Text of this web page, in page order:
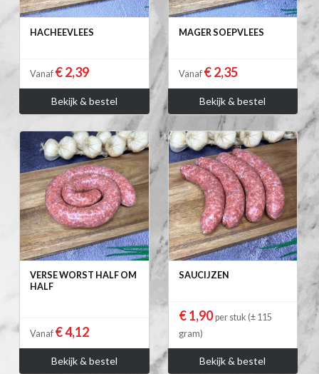
HACHEEVLEES
Vanaf € 2,39
Bekijk & bestel
MAGER SOEPVLEES
Vanaf € 2,35
Bekijk & bestel
VERSE WORST HALF OM
HALF
Vanaf € 4,12
Bekijk & bestel
SAUCIJZEN
€ 1,90per stuk (± 115
gram)
Bekijk & bestel